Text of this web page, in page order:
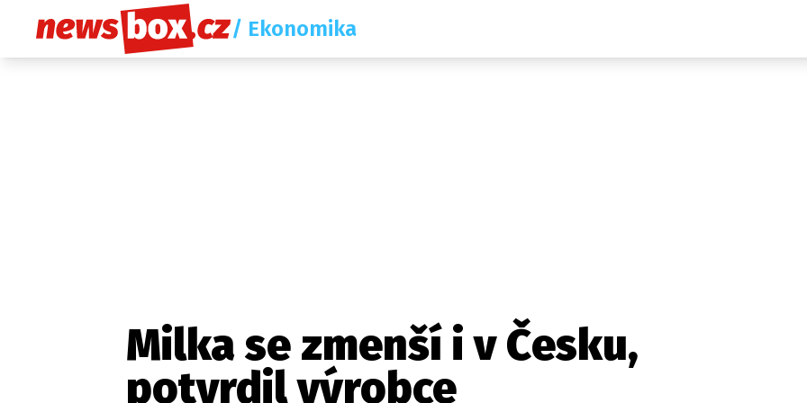
/ Ekonomika
Etický kodex Redakce Kontakt Vydavatel
Milka se zmenší i v Česku,
potvrdil výrobce